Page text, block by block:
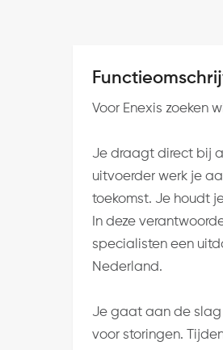
Voor Enexis zoeken
Je draagt direct bij
uitvoerder werk je
toekomst. Je houdt
In deze
specialisten een
Nederland.
Je gaat aan de
voor storingen.